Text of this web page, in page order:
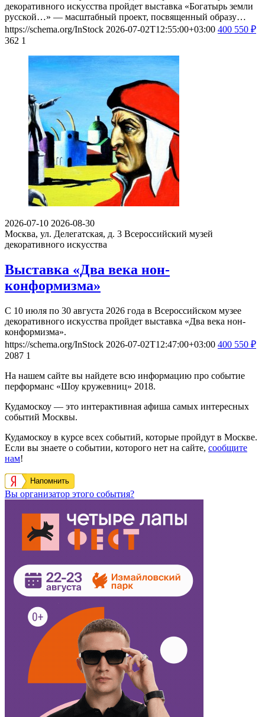
декоративного искусства пройдет выставка «Богатырь земли
русской…» — масштабный проект, посвященный образу…
https://schema.org/InStock 2026-07-02T12:55:00+03:00 400 550 ₽
362 1
2026-07-10 2026-08-30
Москва, ул. Делегатская, д. 3 Всероссийский музей
декоративного искусства
Выставка «Два века нон-
конформизма»
С 10 июля по 30 августа 2026 года в Всероссийском музее
декоративного искусства пройдет выставка «Два века нон-
конформизма».
https://schema.org/InStock 2026-07-02T12:47:00+03:00 400 550 ₽
2087 1
На нашем сайте вы найдете всю информацию про событие
перформанс «Шоу кружевниц» 2018.
Кудамоскоу — это интерактивная афиша самых интересных
событий Москвы.
Кудамоскоу в курсе всех событий, которые пройдут в Москве.
Если вы знаете о событии, которого нет на сайте, сообщите
нам!
Напомнить
Вы организатор этого события?